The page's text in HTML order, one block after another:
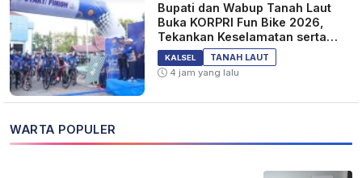
Bupati dan Wabup Tanah Laut
Buka KORPRI Fun Bike 2026,
Tekankan Keselamatan serta
Kebersamaan
KALSEL
TANAH LAUT
4 jam yang lalu
WARTA POPULER